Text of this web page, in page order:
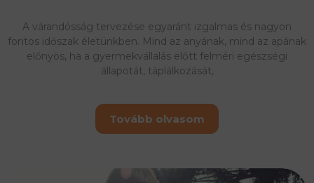
A várandósság tervezése egyaránt izgalmas és nagyon
fontos időszak életünkben. Mind az anyának, mind az apának
előnyös, ha a gyermekvállalás előtt felméri egészségi
állapotát, táplálkozását,
Tovább olvasom